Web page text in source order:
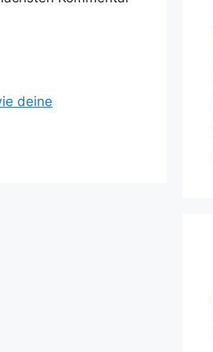
deine